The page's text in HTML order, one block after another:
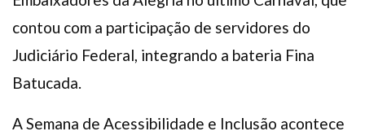
contou com a participação de servidores do
Judiciário Federal, integrando a bateria Fina
Batucada.
A Semana de Acessibilidade e Inclusão acontece